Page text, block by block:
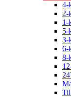
4-
2-
1-
5-
3-
6-
8-